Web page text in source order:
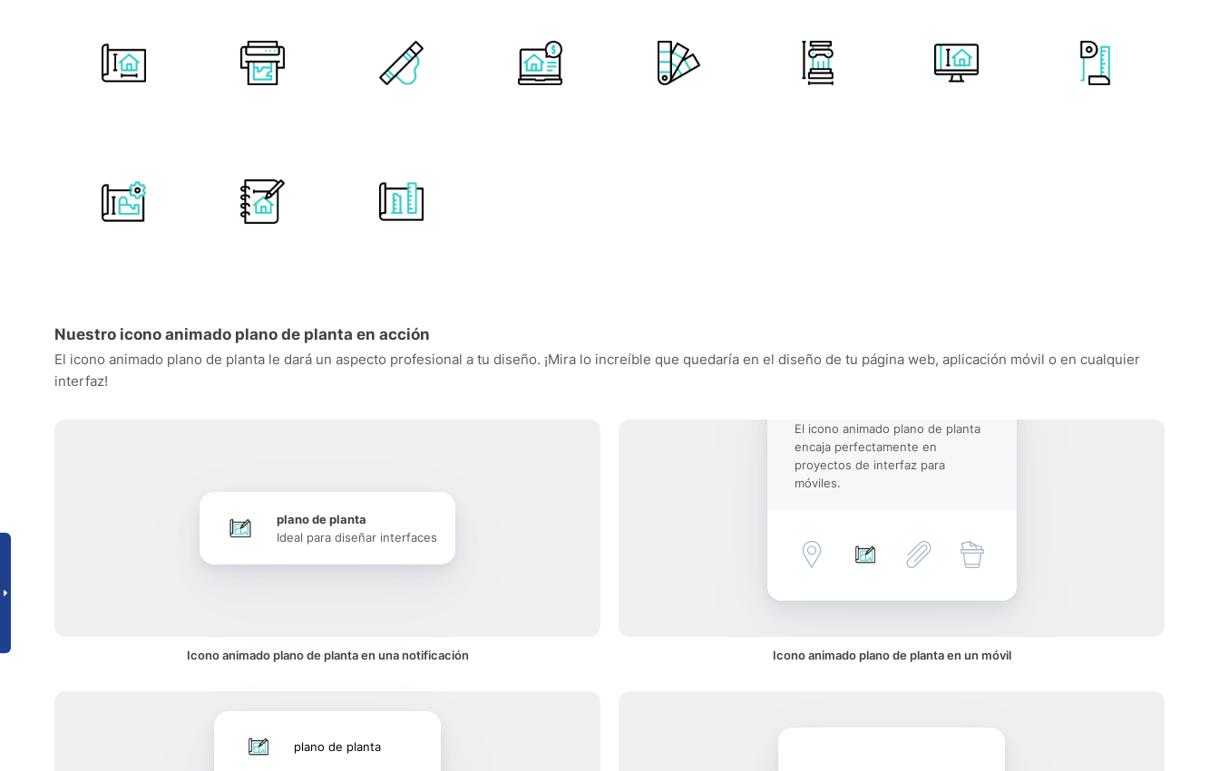
Nuestro icono animado plano de planta en acción
El icono animado plano de planta le dará un aspecto profesional a tu diseño. ¡Mira lo increíble que quedaría en el diseño de tu página web, aplicación móvil o en cualquier
interfaz!
plano de planta
Ideal para diseñar interfaces
Icono animado plano de planta en una notificación
El icono animado plano de planta
encaja perfectamente en
proyectos de interfaz para
móviles.
Icono animado plano de planta en un móvil
plano de planta